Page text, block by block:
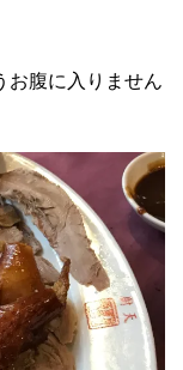
お腹に入りません